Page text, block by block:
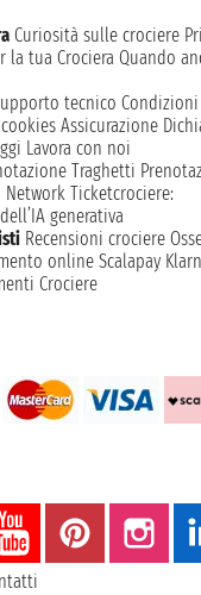
Curiosità sulle crociere
la tua Crociera Quando
tecnico
Assicurazione
Lavora con noi
Traghetti
Network Ticketcrociere:
generativa
Recensioni crociere
online Scalapay
Crociere